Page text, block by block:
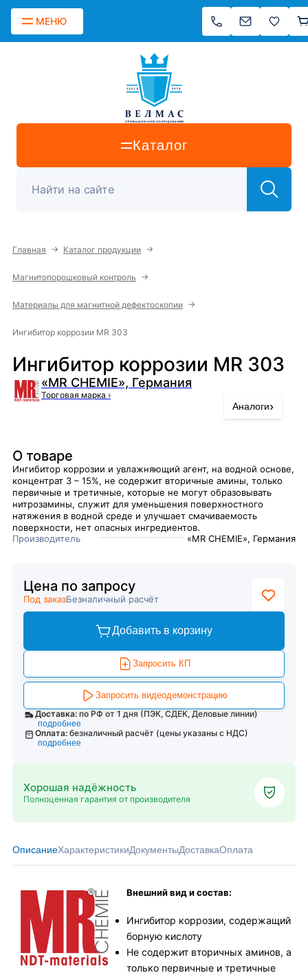
МЕНЮ
Каталог
Главная → Каталог продукции →
Магнитопорошковый контроль →
Материалы для магнитной дефектоскопии →
Ингибитор коррозии MR 303
Ингибитор коррозии MR 303
«MR CHEMIE», Германия
Торговая марка ›
Аналоги›
О товаре
Ингибитор коррозии и увлажняющий агент, на водной основе,
концентрат 3 – 15%, не содержит вторичные амины, только
первичные и третичные, которые не могут образовывать
нитрозамины, служит для уменьшения поверхностного
натяжения в водной среде и улучшает смачиваемость
поверхности, нет опасных ингредиентов.
Производитель
«MR CHEMIE», Германия
Цена по запросу
Под заказБезналичный расчёт
Добавить в корзину
Запросить КП
Запросить видеодемонстрацию
Доставка: по РФ от 1 дня (ПЭК, СДЕК, Деловые линии)
подробнее
Оплата: безналичный расчёт (цены указаны с НДС)
подробнее
Хорошая надёжность
Полноценная гарантия от производителя
ОписаниеХарактеристикиДокументыДоставкаОплата
Внешний вид и состав:
Ингибитор коррозии, содержащий
борную кислоту
Не содержит вторичных аминов, а
только первичные и третичные